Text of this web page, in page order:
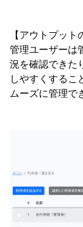
【アウトプット
管理ユーザーは
況を確認できた
しやすくするこ
ムーズに管理で